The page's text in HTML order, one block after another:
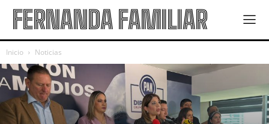
FERNANDA FAMILIAR
Inicio Noticias